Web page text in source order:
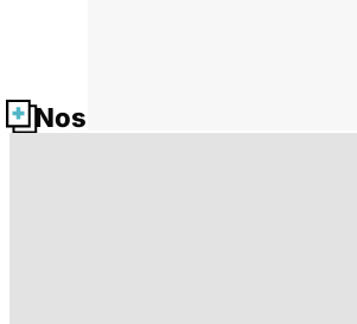
Nos fiches santé